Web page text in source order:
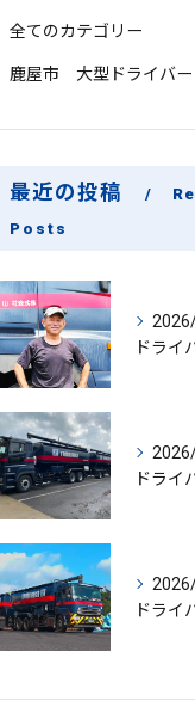
全てのカテゴリー
鹿屋市 大型ドライバー 未
最近の投稿
Posts